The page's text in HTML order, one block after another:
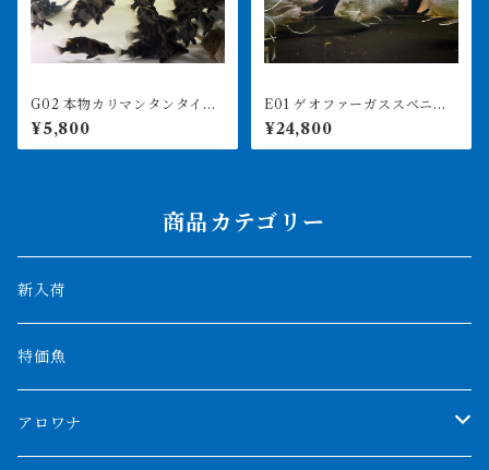
G02 本物カリマンタンタイガ
ー（ボルネオタイガー） 8-1
1㎝前後 ダトニオプラスワ
ン インドネシア便
¥5,800
E01 ゲオファーガススベニ 2
4-26㎝前後 大きめ
¥24,800
商品カテゴリー
新入荷
特価魚
アロワナ